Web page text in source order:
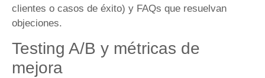
clientes o casos de éxito) y FAQs que resuelvan
objeciones.
Testing A/B y métricas de
mejora